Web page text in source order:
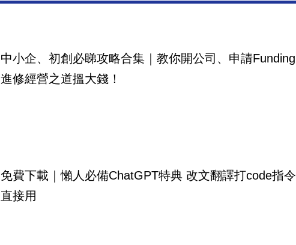
中小企、初創必睇攻略合集｜教你開公司、申請Funding
進修經營之道搵大錢！
免費下載｜懶人必備ChatGPT特典 改文翻譯打code指令
直接用